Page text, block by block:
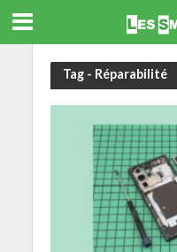
Tag - Réparabilité